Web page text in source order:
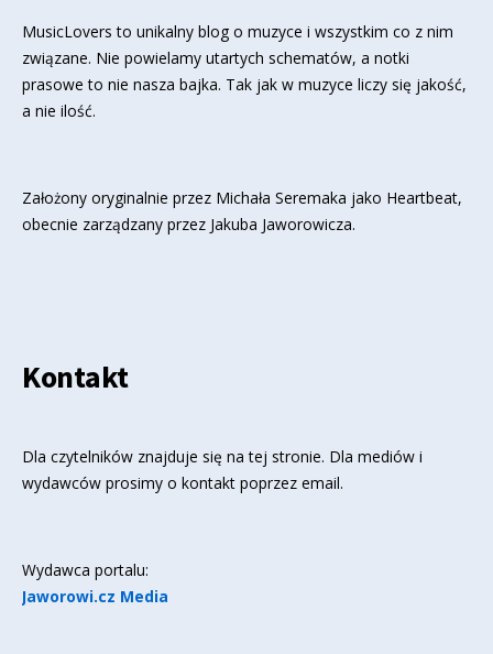
MusicLovers to unikalny blog o muzyce i wszystkim co z nim
związane. Nie powielamy utartych schematów, a notki
prasowe to nie nasza bajka. Tak jak w muzyce liczy się jakość,
a nie ilość.
Założony oryginalnie przez Michała Seremaka jako Heartbeat,
obecnie zarządzany przez Jakuba Jaworowicza.
Kontakt
Dla czytelników znajduje się na tej stronie. Dla mediów i
wydawców prosimy o kontakt poprzez email.
Wydawca portalu:
Jaworowi.cz Media